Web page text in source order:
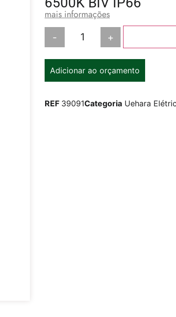
mais informações
- +
Adicionar ao orçamento
REF 39091Categoria Uehara